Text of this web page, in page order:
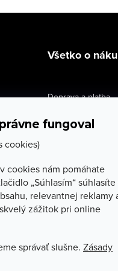
fungoval
cookies)
cookies nám pomáhate
„Súhlasím“ súhlasíte
relevantnej reklamy
zážitok pri online
správať slušne. Zásady
Všetko o
Doprava a platba
Výmena a vrátenie
Reklamačné
Ochrana osobných
Odstúpenie od